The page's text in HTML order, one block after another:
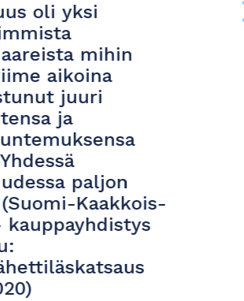
oli yksi
mihin
aikoina
juuri
ja
paljon
Kaakkois-
kauppayhdistys